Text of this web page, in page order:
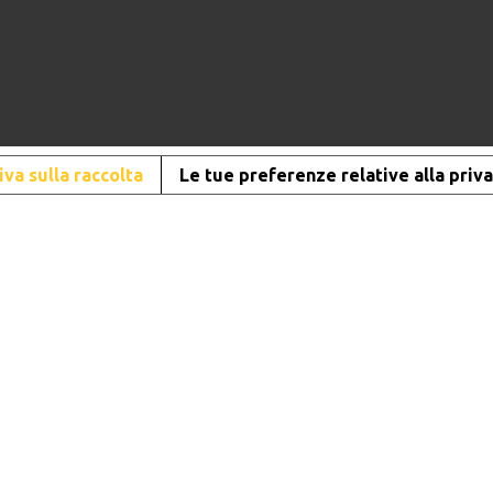
sulla raccolta Le tue preferenze relative alla